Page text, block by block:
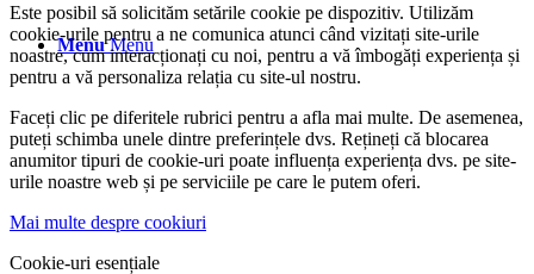
Menu Menu
Este posibil să solicităm setările cookie pe dispozitiv. Utilizăm
cookie-urile pentru a ne comunica atunci când vizitați site-urile
noastre, cum interacționați cu noi, pentru a vă îmbogăți experiența și
pentru a vă personaliza relația cu site-ul nostru.
Faceți clic pe diferitele rubrici pentru a afla mai multe. De asemenea,
puteți schimba unele dintre preferințele dvs. Rețineți că blocarea
anumitor tipuri de cookie-uri poate influența experiența dvs. pe site-
urile noastre web și pe serviciile pe care le putem oferi.
Mai multe despre cookiuri
Cookie-uri esențiale